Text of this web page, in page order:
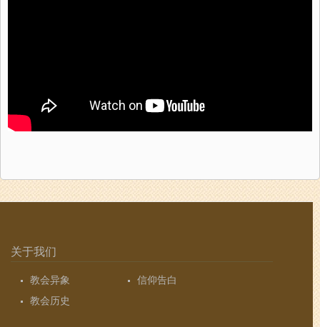
关于我们
教会异象
信仰告白
教会历史